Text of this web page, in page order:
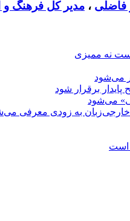
فاضلی ، مدیر کل فرهنگ و
نه ممیزی
می‌شود
برقرار شود
می‌شود
خارجی‌زبان به زودی معرفی
است